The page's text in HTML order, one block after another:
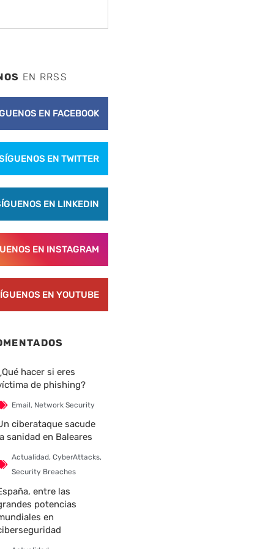
EN RRSS
EN FACEBOOK
EN TWITTER
EN LINKEDIN
EN INSTAGRAM
EN YOUTUBE
hacer si eres
de phishing?
Email, Network Security
ciberataque sacude
sanidad en Baleares
Actualidad, CyberAttacks,
Security Breaches
entre las
potencias
en